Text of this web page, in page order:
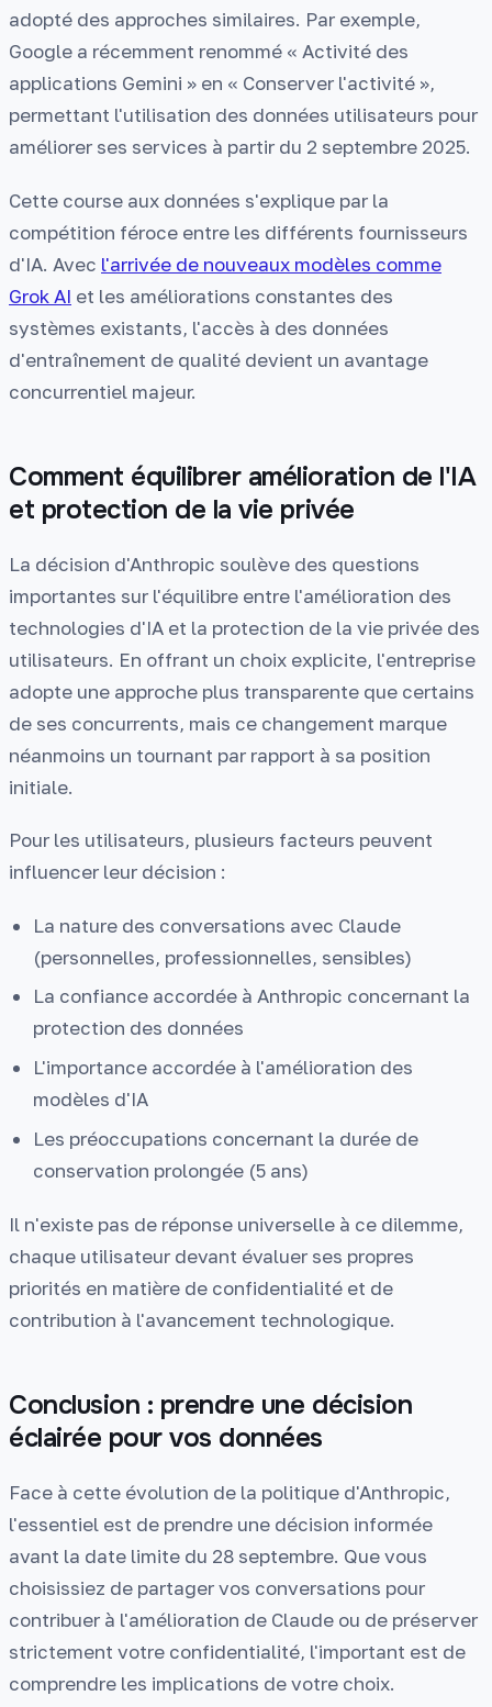
adopté des approches similaires. Par exemple,
Google a récemment renommé « Activité des
applications Gemini » en « Conserver l'activité »,
permettant l'utilisation des données utilisateurs pour
améliorer ses services à partir du 2 septembre 2025.
Cette course aux données s'explique par la
compétition féroce entre les différents fournisseurs
d'IA. Avec l'arrivée de nouveaux modèles comme
Grok AI et les améliorations constantes des
systèmes existants, l'accès à des données
d'entraînement de qualité devient un avantage
concurrentiel majeur.
Comment équilibrer amélioration de l'IA
et protection de la vie privée
La décision d'Anthropic soulève des questions
importantes sur l'équilibre entre l'amélioration des
technologies d'IA et la protection de la vie privée des
utilisateurs. En offrant un choix explicite, l'entreprise
adopte une approche plus transparente que certains
de ses concurrents, mais ce changement marque
néanmoins un tournant par rapport à sa position
initiale.
Pour les utilisateurs, plusieurs facteurs peuvent
influencer leur décision :
La nature des conversations avec Claude
(personnelles, professionnelles, sensibles)
La confiance accordée à Anthropic concernant la
protection des données
L'importance accordée à l'amélioration des
modèles d'IA
Les préoccupations concernant la durée de
conservation prolongée (5 ans)
Il n'existe pas de réponse universelle à ce dilemme,
chaque utilisateur devant évaluer ses propres
priorités en matière de confidentialité et de
contribution à l'avancement technologique.
Conclusion : prendre une décision
éclairée pour vos données
Face à cette évolution de la politique d'Anthropic,
l'essentiel est de prendre une décision informée
avant la date limite du 28 septembre. Que vous
choisissiez de partager vos conversations pour
contribuer à l'amélioration de Claude ou de préserver
strictement votre confidentialité, l'important est de
comprendre les implications de votre choix.